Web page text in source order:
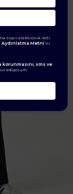
ticari elektronik ileti
Metni 'ni
korunmasını, sms ve
ediyorum.